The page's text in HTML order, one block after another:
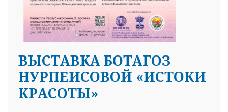
ВЫСТАВКА БОТАГОЗ
НУРПЕИСОВОЙ «ИСТОКИ
КРАСОТЫ»